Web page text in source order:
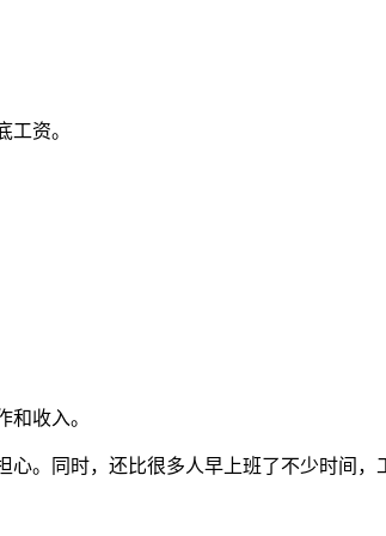
资。
收入。
。同时，还比很多人早上班了不少时间，